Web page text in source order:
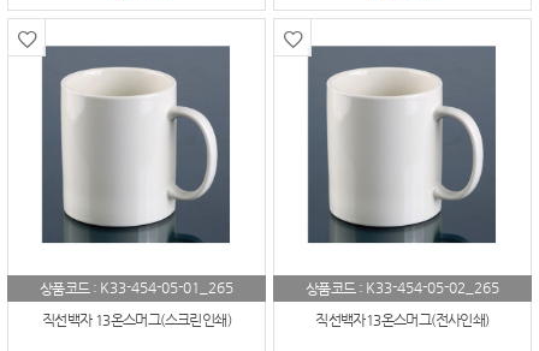
상품코드 : K33-454-05-01_265
직선백자 13온스머그(스크린인쇄)
상품코드 : K33-454-05-02_265
직선백자13온스머그(전사인쇄)